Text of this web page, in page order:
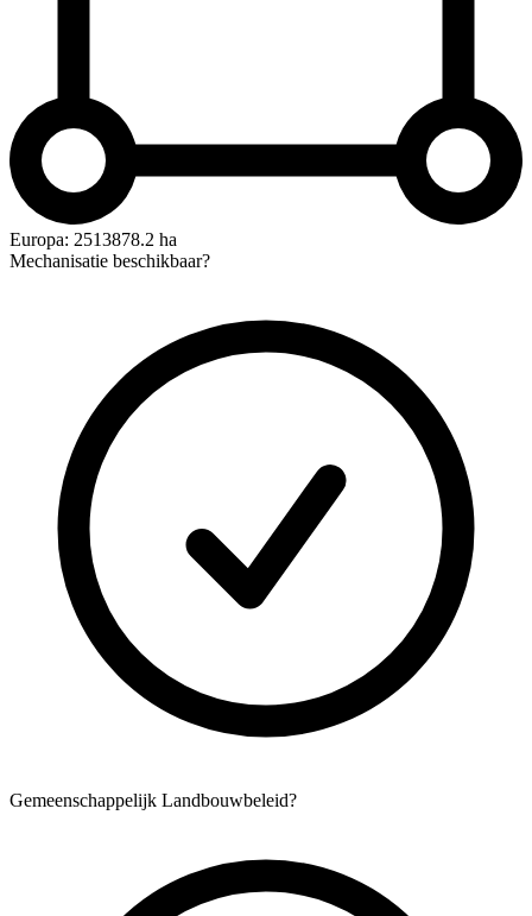
Europa: 2513878.2 ha
Mechanisatie beschikbaar?
Gemeenschappelijk Landbouwbeleid?